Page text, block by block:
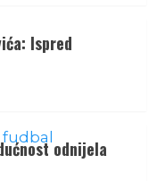
Ispred
odnijela